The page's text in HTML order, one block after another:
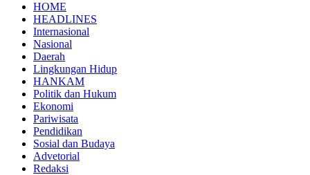
HOME
HEADLINES
Internasional
Nasional
Daerah
Lingkungan Hidup
HANKAM
Politik dan Hukum
Ekonomi
Pariwisata
Pendidikan
Sosial dan Budaya
Advetorial
Redaksi